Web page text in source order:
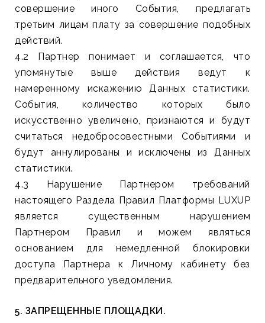
совершение иного События, предлагать
третьим лицам плату за совершение подобных
действий.
4.2 Партнер понимает и соглашается, что
упомянутые выше действия ведут к
намеренному искажению Данных статистики.
События, количество которых было
искусственно увеличено, признаются и будут
считаться недобросовестными Событиями и
будут аннулированы и исключены из Данных
статистики.
4.3 Нарушение Партнером требований
настоящего Раздела Правил Платформы LUXUP
является существенным нарушением
Партнером Правил и можем являться
основанием для немедленной блокировки
доступа Партнера к Личному кабинету без
предварительного уведомления.
5. ЗАПРЕЩЕННЫЕ ПЛОЩАДКИ.